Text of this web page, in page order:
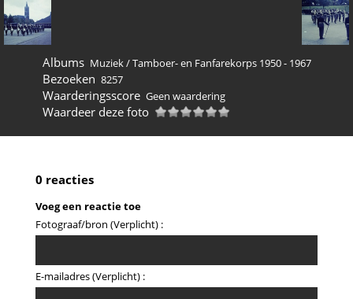
Albums Muziek/Tamboer- en Fanfarekorps 1950 - 1967
Bezoeken 8257
Waarderingsscore Geen waardering
Waardeer deze foto
0 reacties
Voeg een reactie toe
Fotograaf/bron (Verplicht) :
E-mailadres (Verplicht) :